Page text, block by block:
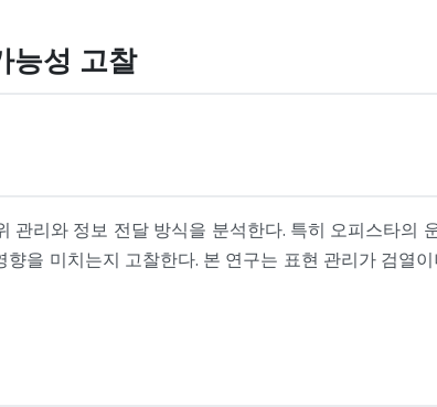
능성 고찰
리와 정보 전달 방식을 분석한다. 특히 오피스타의
을 미치는지 고찰한다. 본 연구는 표현 관리가 검열